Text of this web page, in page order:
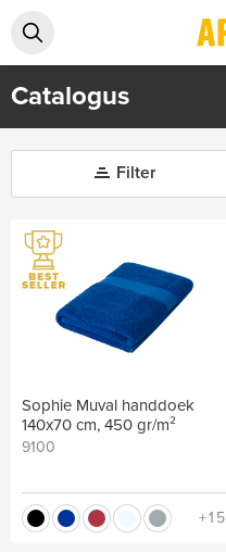
Catalogus
Filter
Sophie Muval handdoek
140x70 cm, 450 gr/m²
9100
+15